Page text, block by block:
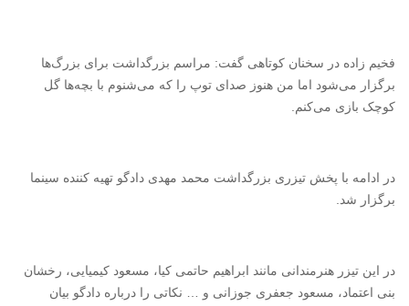
فخیم زاده در سخنان کوتاهی گفت: مراسم بزرگداشت برای بزرگ‌ها
برگزار می‌شود اما من هنوز صدای توپ را که می‌شنوم با بچه‌ها گل
کوچک بازی می‌کنم.
در ادامه با پخش تیزری بزرگداشت محمد مهدی دادگو تهیه کننده سینما
برگزار شد.
در این تیزر هنرمندانی مانند ابراهیم حاتمی کیا، مسعود کیمیایی، رخشان
بنی اعتماد، مسعود جعفری جوزانی و … نکاتی را درباره دادگو بیان